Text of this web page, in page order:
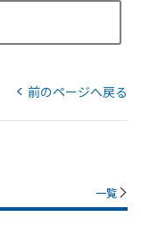
前のページへ戻る
一覧